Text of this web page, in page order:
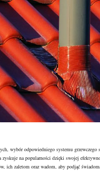
wybór odpowiedniego systemu
zyskuje na popularności dzięki swojej
ich zaletom oraz wadom, aby podjąć